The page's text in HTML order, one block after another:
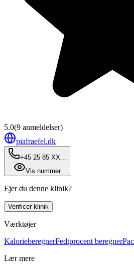
5.0(9 anmeldelser)
piafraefel.dk
+45 25 85 XX...
Vis nummer
Ejer du denne klinik?
Verificer klinik
Værktøjer
KalorieberegnerFedtprocent beregner
Lær mere